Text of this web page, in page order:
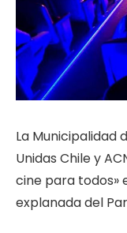
La Municipalidad
Unidas Chile y
cine para todos»
explanada del